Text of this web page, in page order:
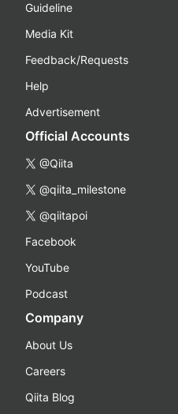
Guideline
Media Kit
Feedback/Requests
Help
Advertisement
Official Accounts
@Qiita
@qiita_milestone
@qiitapoi
Facebook
YouTube
Podcast
Company
About Us
Careers
Qiita Blog